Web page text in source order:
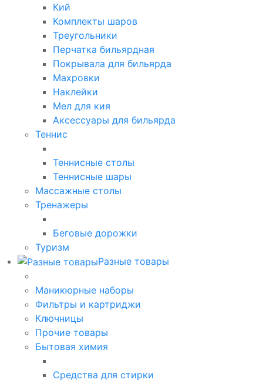
Кий
Комплекты шаров
Треугольники
Перчатка бильярдная
Покрывала для бильярда
Махровки
Наклейки
Мел для кия
Аксессуары для бильярда
Теннис
Теннисные столы
Теннисные шары
Массажные столы
Тренажеры
Беговые дорожки
Туризм
Разные товары
Маникюрные наборы
Фильтры и картриджи
Ключницы
Прочие товары
Бытовая химия
Средства для стирки